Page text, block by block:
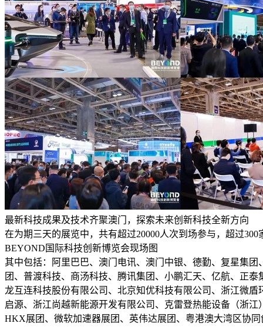
最新科技成果及技术齐聚澳门，探索未来创新科技全新方向
在为期三天的展览中，共有超过20000人次到场参与，超过
BEYOND国际科技创新博览会现场图
其中包括：阿里巴巴、澳门电讯、澳门中银、德勤、复星集
团、普渡科技、商汤科技、腾讯集团、小鹏汇天、亿航、正
龙互连科技股份有限公司、北京知优科技有限公司、浙江微
启源、浙江尚越新能源开发有限公司、克雷登热能设备（浙
HKX展团、微软加速器展团、英伟达展团、粤港澳大湾区协